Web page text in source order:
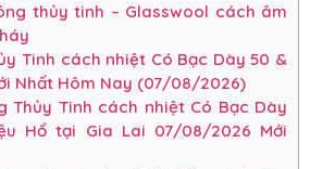
thủy tinh – Glasswool cách âm
Tinh cách nhiệt Có Bạc Dày 50 &
Nhất Hôm Nay (07/08/2026)
Thủy Tinh cách nhiệt Có Bạc Dày
Hổ tại Gia Lai 07/08/2026 Mới